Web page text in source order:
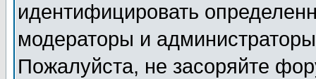
идентифицировать
модераторы и
Пожалуйста, не засоряйте